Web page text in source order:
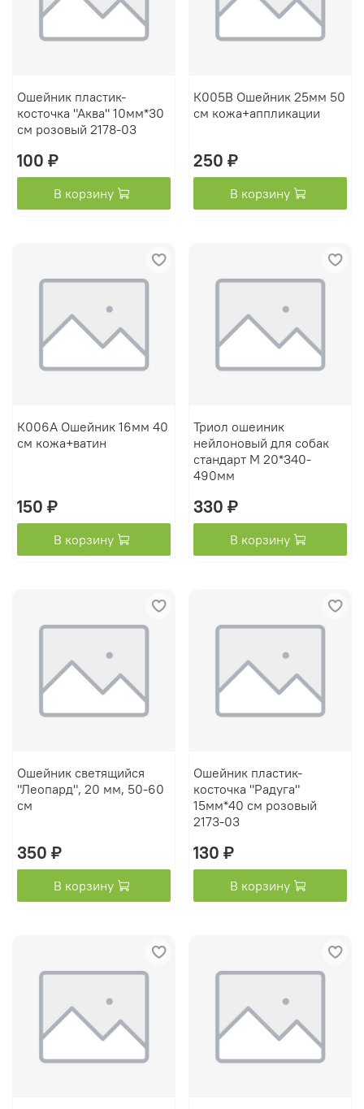
Ошейник пластик-
косточка "Аква" 10мм*30
см розовый 2178-03
100 ₽
В корзину
К005В Ошейник 25мм 50
см кожа+аппликации
250 ₽
В корзину
К006А Ошейник 16мм 40
см кожа+ватин
150 ₽
В корзину
Триол ошеиник
нейлоновый для собак
стандарт М 20*340-
490мм
330 ₽
В корзину
Ошейник светящийся
"Леопард", 20 мм, 50-60
см
350 ₽
В корзину
Ошейник пластик-
косточка "Радуга"
15мм*40 см розовый
2173-03
130 ₽
В корзину